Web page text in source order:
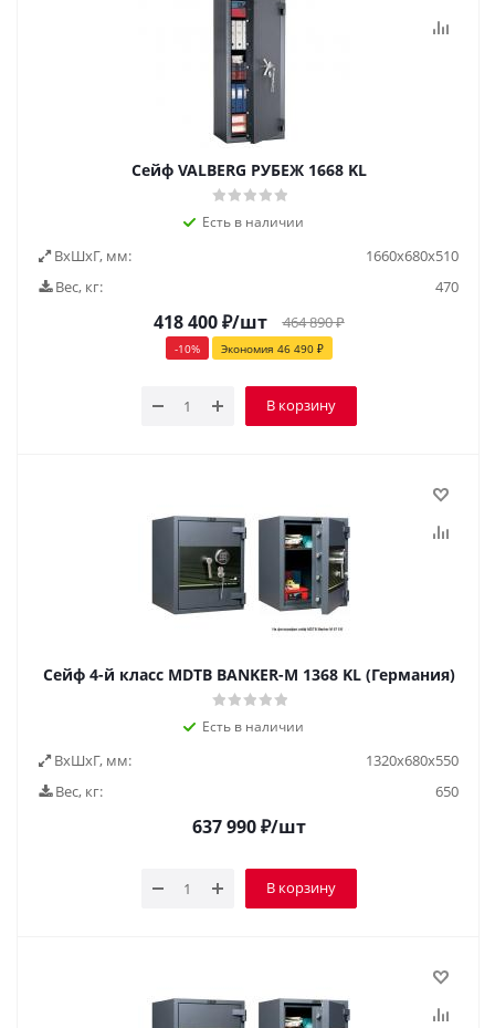
Сейф VALBERG РУБЕЖ 1668 KL
Есть в наличии
ВxШxГ, мм:
1660х680х510
Вес, кг:
470
418 400₽/шт 464 890₽
-10% Экономия 46 490₽
В корзину
Сейф 4-й класс MDTB BANKER-M 1368 KL (Германия)
Есть в наличии
ВxШxГ, мм:
1320x680x550
Вес, кг:
650
637 990₽/шт
В корзину